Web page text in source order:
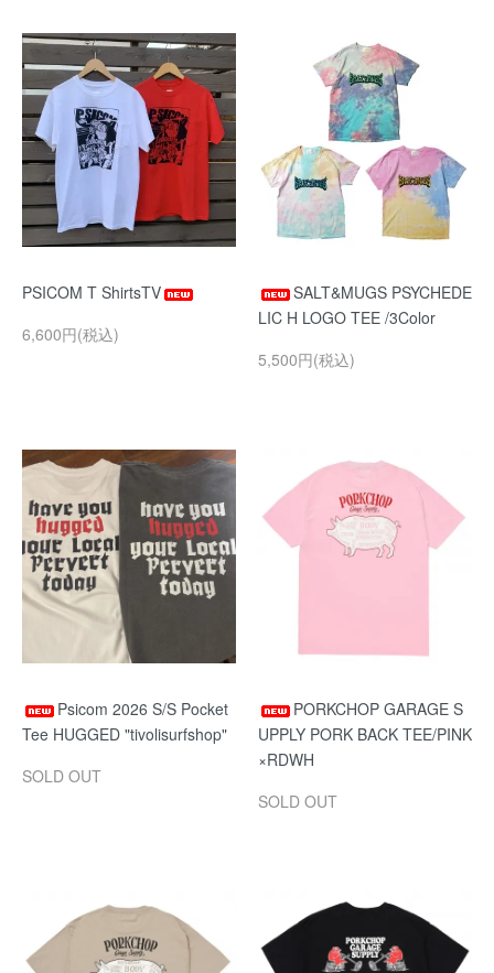
PSICOM T ShirtsTV
6,600円(税込)
SALT&MUGS PSYCHEDE
LIC H LOGO TEE /3Color
5,500円(税込)
Psicom 2026 S/S Pocket
Tee HUGGED "tivolisurfshop"
SOLD OUT
PORKCHOP GARAGE S
UPPLY PORK BACK TEE/PINK
×RDWH
SOLD OUT